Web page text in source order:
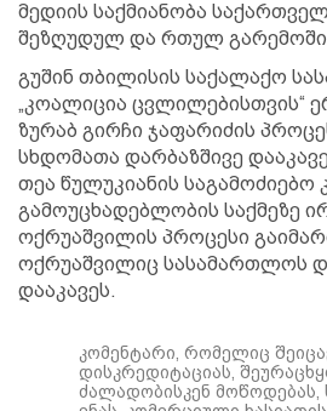
მედიის საქმიანობა
შეზღუდულ და რთულ
გუშინ თბილისის საქალაქო
„კოალიცია ცვლილებისთვის“
ზურაბ გირჩი ჯაფარიძის
სხდომათა დარბაზშივე
თეა წულუკიანის საგამოძიებო
გამოუცხადებლობის საქმეზე
ოქრუაშვილის პროცესი
ოქრუაშვილიც სასამართლოს
დააკავეს.
კომენტარი, რომელიც
დისკრედიტაციას,
ძალადობისკენ მოწოდებას,